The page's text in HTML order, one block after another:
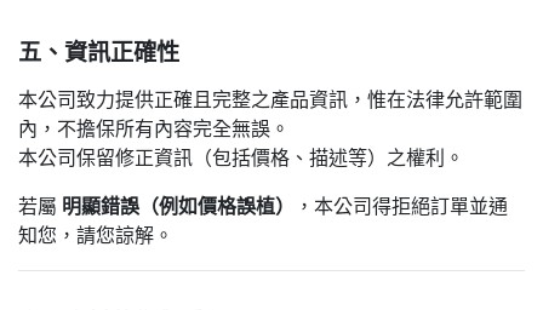
五、資訊正確性
本公司致力提供正確且完整之產品資訊，惟在法律允許範圍
內，不擔保所有內容完全無誤。
本公司保留修正資訊（包括價格、描述等）之權利。
若屬 明顯錯誤（例如價格誤植）
，本公司得拒絕訂單並通
知您，請您諒解。